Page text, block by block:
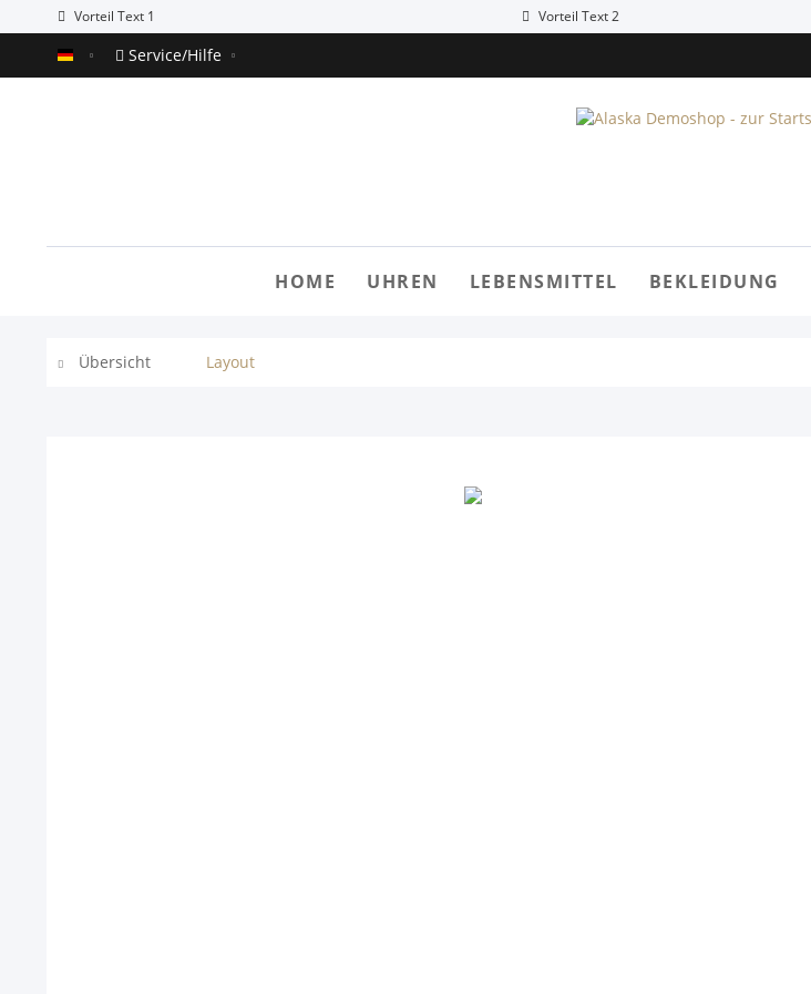
Vorteil Text 1 Vorteil Text 2
Service/Hilfe
HOME UHREN LEBENSMITTEL BEKLEIDUNG
Übersicht Layout